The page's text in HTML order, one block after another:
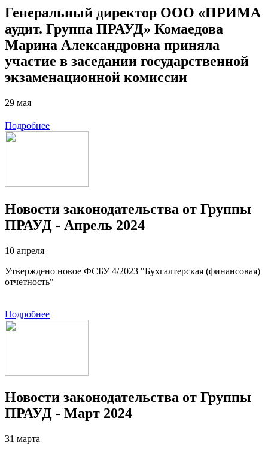
Генеральный директор ООО «ПРИМА
аудит. Группа ПРАУД» Комаедова
Марина Александровна приняла
участие в заседании государственной
экзаменационной комиссии
29 мая
Подробнее
Новости законодательства от Группы
ПРАУД - Апрель 2024
10 апреля
Утверждено новое ФСБУ 4/2023 "Бухгалтерская (финансовая)
отчетность"
Подробнее
Новости законодательства от Группы
ПРАУД - Март 2024
31 марта